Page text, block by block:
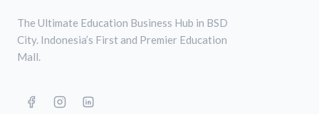
The Ultimate Education Business Hub in BSD
City. Indonesia’s First and Premier Education
Mall.